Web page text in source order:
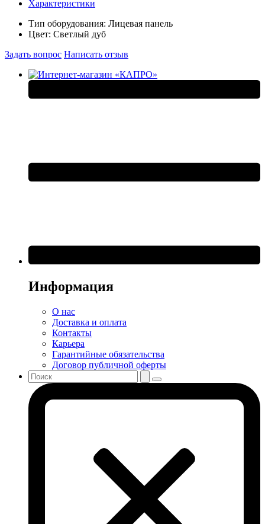
Характеристики
Тип оборудования: Лицевая панель
Цвет: Светлый дуб
Задать вопрос Написать отзыв
Информация
О нас
Доставка и оплата
Контакты
Карьера
Гарантийные обязательства
Договор публичной оферты